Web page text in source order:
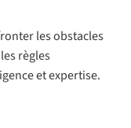
les obstacles
règles
et expertise.